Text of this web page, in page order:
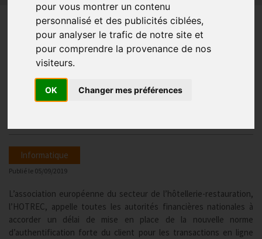
pour vous montrer un contenu
personnalisé et des publicités ciblées,
pour analyser le trafic de notre site et
pour comprendre la provenance de nos
visiteurs.
OK Changer mes préférences
Authentification forte du
client pour les transactions
en ligne : l’HOTREC demande
un délai supplémentaire et
Informatique
Publié le 05/09/2019
L’association européenne du secteur de l’hôtellerie-restauration,
l’HOTREC, appelle toutes les autorités financières nationales à
accorder un délai de mise en place de la nouvelle norme
d’authentification forte du client pour les transactions en ligne